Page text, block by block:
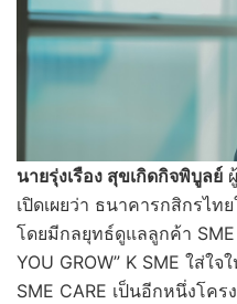
นายรุ่งเรือง สุขเกิดกิจพิบูลย์
เปิดเผยว่า ธนาคารกสิกรไ
โดยมีกลยุทธ์ดูแลลูกค้า SME
YOU GROW” K SME ใส่ใ
SME CARE เป็นอีกหนึ่งโค